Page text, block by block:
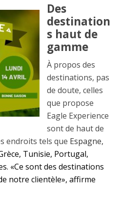
Des
destination
s haut de
gamme
À propos des
destinations, pas
de doute, celles
que propose
Eagle Experience
sont de haut de
endroits tels que Espagne,
Tunisie, Portugal,
«Ce sont des destinations
notre clientèle», affirme